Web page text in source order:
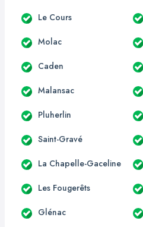
Le Cours
Molac
Caden
Malansac
Pluherlin
Saint-Gravé
La Chapelle-Gaceline
Les Fougerêts
Glénac